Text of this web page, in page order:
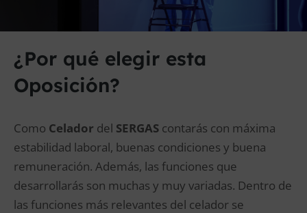
¿Por qué elegir esta
Oposición?
Como Celador del SERGAS contarás con máxima
estabilidad laboral, buenas condiciones y buena
remuneración. Además, las funciones que
desarrollarás son muchas y muy variadas. Dentro de
las funciones más relevantes del celador se